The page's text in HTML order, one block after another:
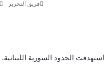
فريق التحرير